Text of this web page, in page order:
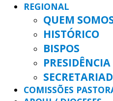
REGIONAL
QUEM
HISTÓRICO
BISPOS
PRESIDÊNCIA
COMISSÕES